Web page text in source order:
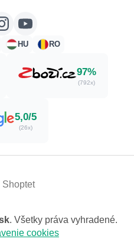
HU RO
97%
(792x)
5,0/5
(26x)
Shoptet
. Všetky práva vyhradené.
cookies